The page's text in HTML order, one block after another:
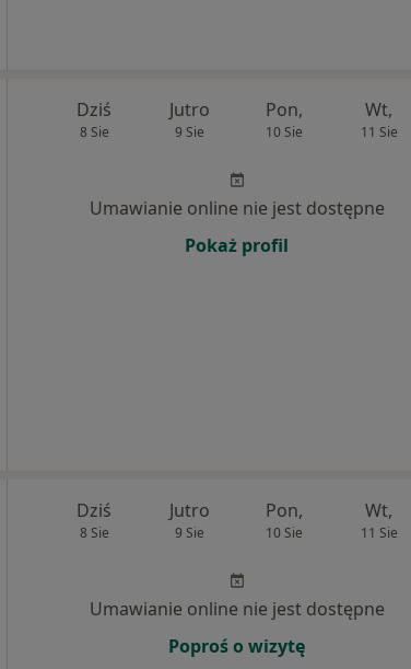
Dziś
8 Sie
Jutro
9 Sie
Pon,
10 Sie
Wt,
11 Sie
Umawianie online nie jest dostępne
Pokaż profil
Dziś
8 Sie
Jutro
9 Sie
Pon,
10 Sie
Wt,
11 Sie
Umawianie online nie jest dostępne
Poproś o wizytę